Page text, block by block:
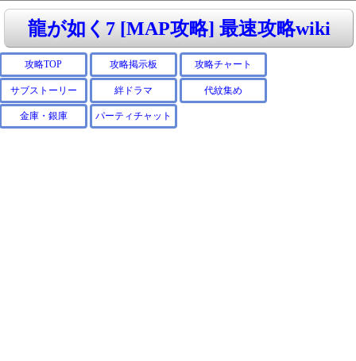
龍が如く7 [MAP攻略] 最速攻略wiki
攻略TOP 攻略掲示板 攻略チャート
サブストーリー 絆ドラマ 代紋集め
金庫・銀庫 パーティチャット